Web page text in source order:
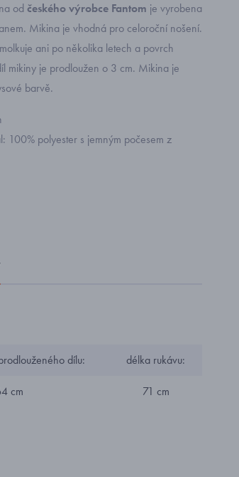
od českého výrobce Fantom je vyrobena
Mikina je vhodná pro celoroční nošení.
ani po několika letech a povrch
mikiny je prodloužen o 3 cm. Mikina je
barvě.
100% polyester s jemným počesem z
dílu: délka rukávu:
cm 71 cm